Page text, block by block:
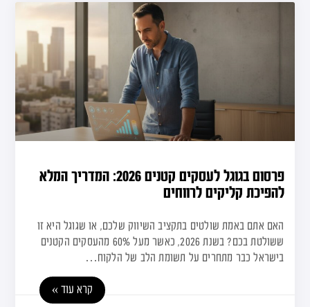
פרסום בגוגל לעסקים קטנים 2026: המדריך המלא
להפיכת קליקים לרווחים
האם אתם באמת שולטים בתקציב השיווק שלכם, או שגוגל היא זו
ששולטת בכם? בשנת 2026, כאשר מעל 60% מהעסקים הקטנים
בישראל כבר מתחרים על תשומת הלב של הלקוח…
קרא עוד »